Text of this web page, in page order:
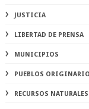
JUSTICIA
LIBERTAD DE PRENSA
MUNICIPIOS
PUEBLOS
RECURSOS NATURALES